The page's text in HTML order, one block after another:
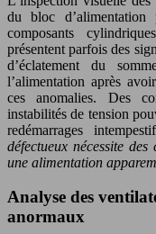
du bloc d’alimentation
composants
présentent parfois des
d’éclatement du
l’alimentation après
ces anomalies. Des
instabilités de tension
redémarrages
défectueux nécessite
une alimentation
Analyse des
anormaux